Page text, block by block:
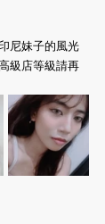
尼妹子的風光
級店等級請再